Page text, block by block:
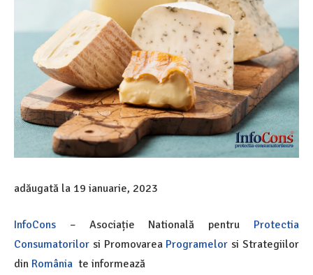
adăugată la 19 ianuarie, 2023
InfoCons – Asociație Natională pentru Protectia
Consumatorilor si Promovarea Programelor si Strategiilor
din România te informează